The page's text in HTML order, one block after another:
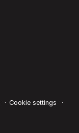
Cookie settings